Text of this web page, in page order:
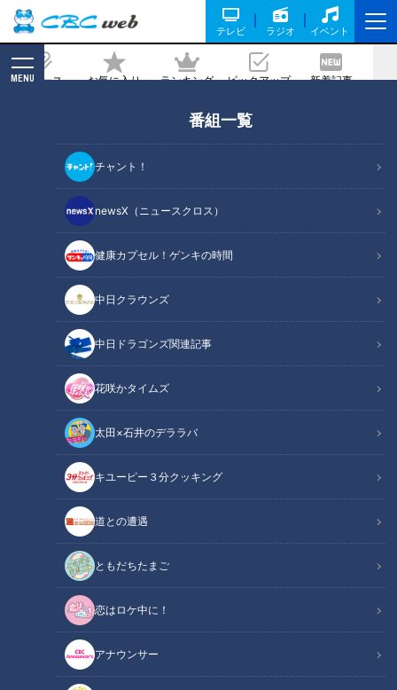
テレビ ラジオ イベント
ニュース お気に入り ランキング ピックアップ 新着記事
MENU
番組一覧
チャント！
newsX（ニュースクロス）
健康カプセル！ゲンキの時間
中日クラウンズ
中日ドラゴンズ関連記事
花咲かタイムズ
太田×石井のデララバ
キユーピー３分クッキング
道との遭遇
ともだちたまご
恋はロケ中に！
アナウンサー
ばたちまちとりこに！極うま白醤油らー
めん「麺屋 伊藤」
記事に戻る
CBCテレビ：画像「デララバ」
この記事の画像（全14枚）